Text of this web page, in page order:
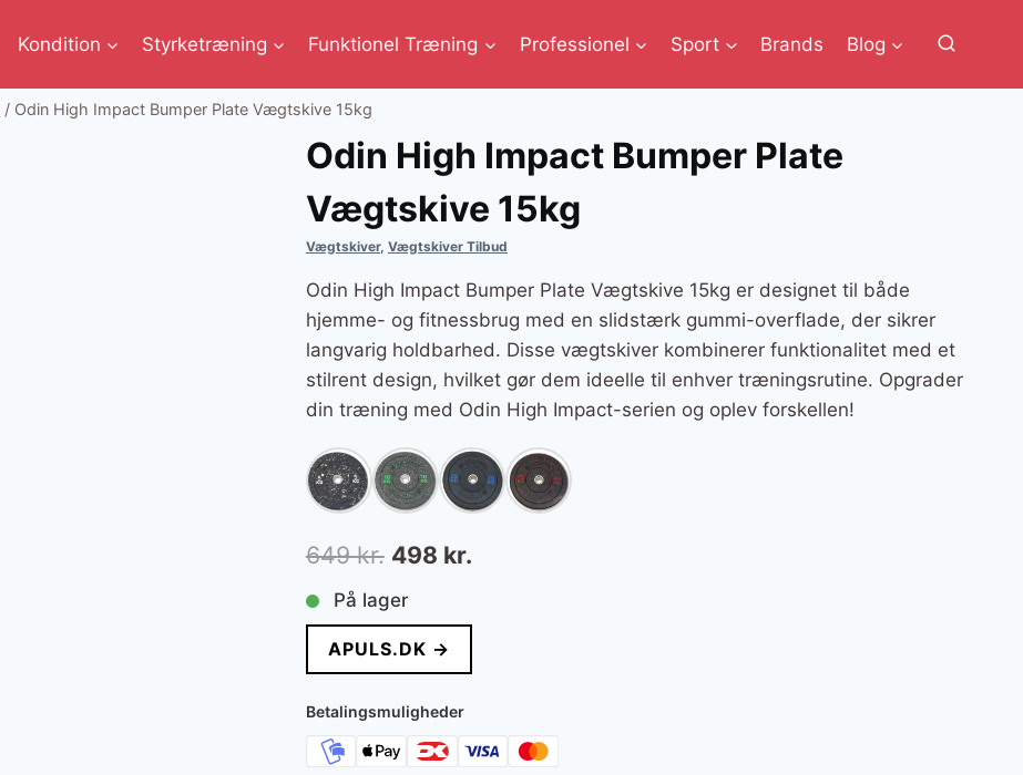
Kondition Styrketræning Funktionel Træning Professionel Sport Brands Blog
/ Odin High Impact Bumper Plate Vægtskive 15kg
Odin High Impact Bumper Plate
Vægtskive 15kg
Vægtskiver, Vægtskiver Tilbud
Odin High Impact Bumper Plate Vægtskive 15kg er designet til både
hjemme- og fitnessbrug med en slidstærk gummi-overflade, der sikrer
langvarig holdbarhed. Disse vægtskiver kombinerer funktionalitet med et
stilrent design, hvilket gør dem ideelle til enhver træningsrutine. Opgrader
din træning med Odin High Impact-serien og oplev forskellen!
649kr. Den
oprindelige
pris
var:
649 kr..
498 kr.Den
pris
er:
På lager
APULS.DK →
Betalingsmuligheder